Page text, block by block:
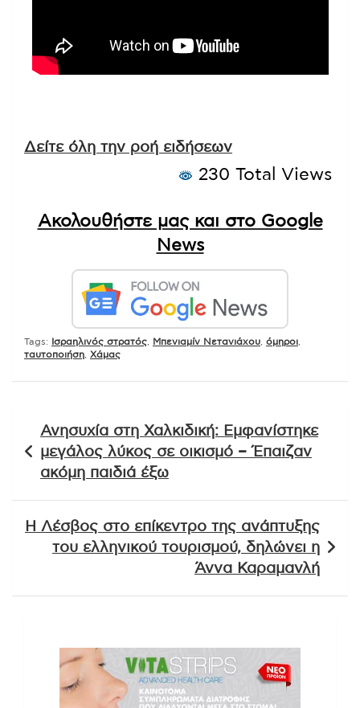
Δείτε όλη την ροή ειδήσεων
230 Total Views
Ακολουθήστε μας και στο Google
News
Tags: Ισραηλινός στρατός Μπενιαμίν Νετανιάχου όμηροι
ταυτοποιήση Χάμας
άρθρων
Ανησυχία στη Χαλκιδική: Εμφανίστηκε
μεγάλος λύκος σε οικισμό – Έπαιζαν
ακόμη παιδιά έξω
Η Λέσβος στο επίκεντρο της ανάπτυξης
του ελληνικού τουρισμού, δηλώνει η
Άννα Καραμανλή